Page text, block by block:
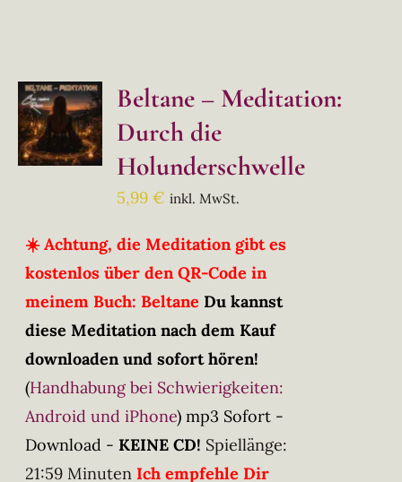
Beltane – Meditation:
Durch die
Holunderschwelle
5,99€ inkl. MwSt.
☀️ Achtung, die Meditation gibt es
kostenlos über den QR-Code in
meinem Buch: Beltane Du kannst
diese Meditation nach dem Kauf
downloaden und sofort hören!
(Handhabung bei Schwierigkeiten:
Android und iPhone) mp3 Sofort -
Download - KEINE CD! Spiellänge:
21:59 Minuten Ich empfehle Dir